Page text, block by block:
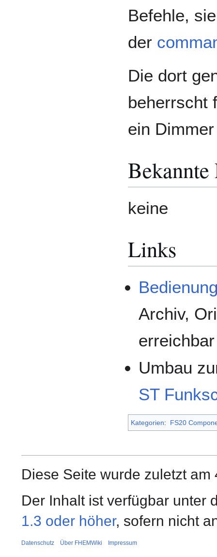
Befehle,
der
Die dort
beherrscht
ein
Bekannte
keine
Links
Archiv,
erreichbar
Umbau
ST
Kategorien: FS20
Diese Seite wurde zuletzt
Der Inhalt ist verfügbar unter
1.3 oder höher, sofern nicht
Datenschutz Über FHEMWiki Impressum